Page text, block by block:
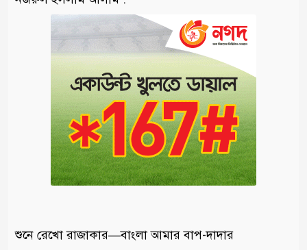
শুনে রেখো রাজাকার—বাংলা আমার বাপ-দাদার